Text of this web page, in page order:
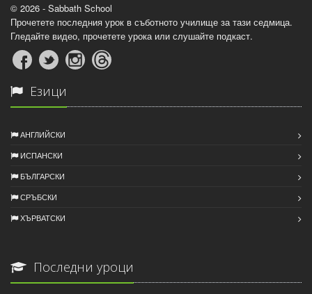
© 2026 - Sabbath School
Прочетете последния урок в съботното училище за тази седмица.
Гледайте видео, прочетете урока или слушайте подкаст.
Езици
АНГЛИЙСКИ
ИСПАНСКИ
БЪЛГАРСКИ
СРЪБСКИ
ХЪРВАТСКИ
Последни уроци